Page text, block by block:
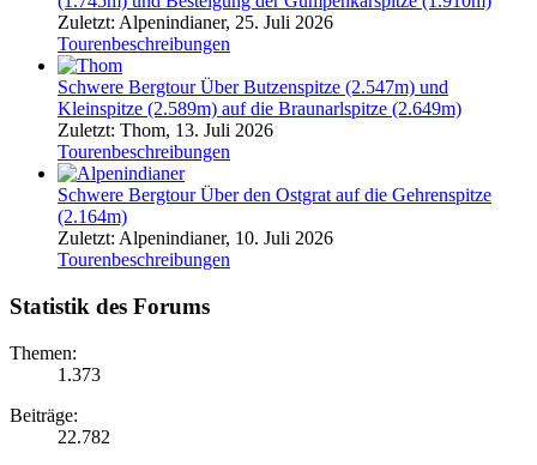
Zuletzt: Alpenindianer, 25. Juli 2026
Tourenbeschreibungen
Schwere BergtourÜber Butzenspitze (2.547m) und
Kleinspitze (2.589m) auf die Braunarlspitze (2.649m)
Zuletzt: Thom, 13. Juli 2026
Tourenbeschreibungen
Schwere BergtourÜber den Ostgrat auf die Gehrenspitze
(2.164m)
Zuletzt: Alpenindianer, 10. Juli 2026
Tourenbeschreibungen
Statistik des Forums
Themen:
1.373
Beiträge:
22.782